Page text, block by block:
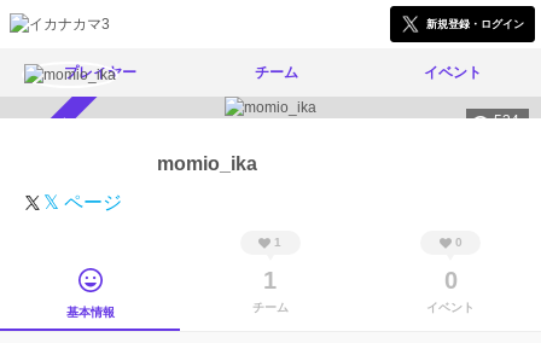
新規登録・ログイン
プレイヤー チーム イベント
534
momio_ika
𝕏 ページ
基本情報
1
1
チーム
0
0
イベント